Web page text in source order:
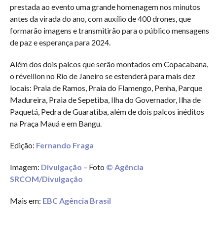
prestada ao evento uma grande homenagem nos minutos
antes da virada do ano, com auxílio de 400 drones, que
formarão imagens e transmitirão para o público mensagens
de paz e esperança para 2024.
Além dos dois palcos que serão montados em Copacabana,
o réveillon no Rio de Janeiro se estenderá para mais dez
locais: Praia de Ramos, Praia do Flamengo, Penha, Parque
Madureira, Praia de Sepetiba, Ilha do Governador, Ilha de
Paquetá, Pedra de Guaratiba, além de dois palcos inéditos
na Praça Mauá e em Bangu.
Edição: Fernando Fraga
Imagem: Divulgação – Foto © Agência
SRCOM/Divulgação
Mais em: EBC Agência Brasil